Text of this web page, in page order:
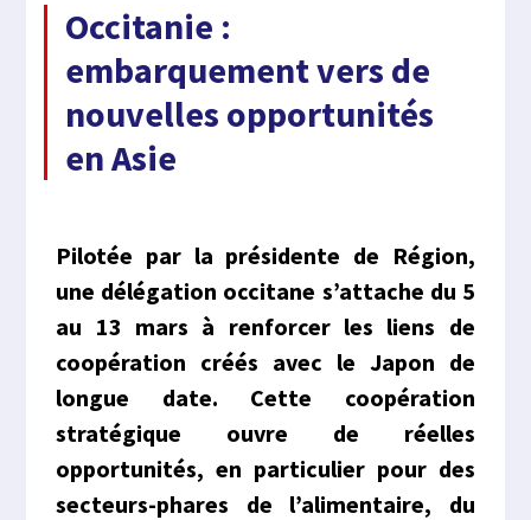
Occitanie :
embarquement vers de
nouvelles opportunités
en Asie
Pilotée par la présidente de Région,
une délégation occitane s’attache du 5
au 13 mars à renforcer les liens de
coopération créés avec le Japon de
longue date. Cette coopération
stratégique ouvre de réelles
opportunités, en particulier pour des
secteurs-phares de l’alimentaire, du